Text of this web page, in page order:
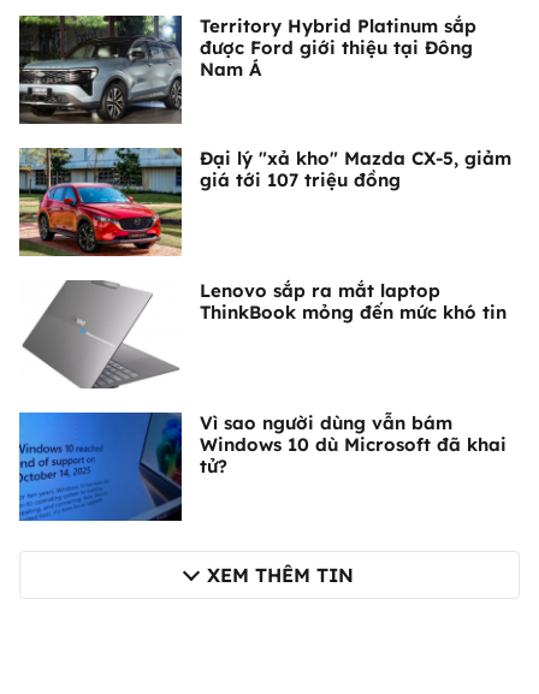
Territory Hybrid Platinum sắp
được Ford giới thiệu tại Đông
Nam Á
Đại lý "xả kho" Mazda CX-5, giảm
giá tới 107 triệu đồng
Lenovo sắp ra mắt laptop
ThinkBook mỏng đến mức khó tin
Vì sao người dùng vẫn bám
Windows 10 dù Microsoft đã khai
tử?
XEM THÊM TIN